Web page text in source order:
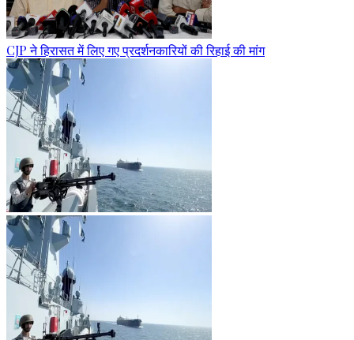
CJP ने हिरासत में लिए गए प्रदर्शनकारियों की रिहाई की मांग